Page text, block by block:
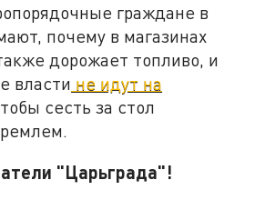
граждане в
почему в магазинах
дорожает топливо, и
власти не идут на
сесть за стол
"Царьграда"!